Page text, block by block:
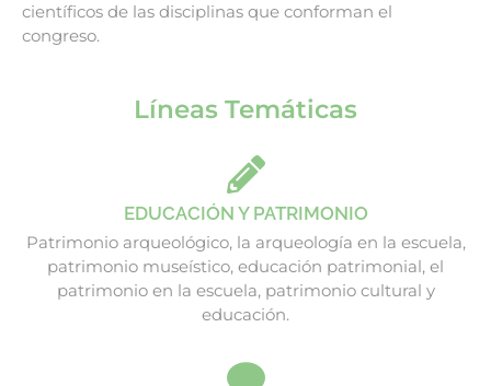
científicos de las disciplinas que conforman el
congreso.
Líneas Temáticas
EDUCACIÓN Y PATRIMONIO
Patrimonio arqueológico, la arqueología en la escuela,
patrimonio museístico, educación patrimonial, el
patrimonio en la escuela, patrimonio cultural y
educación.